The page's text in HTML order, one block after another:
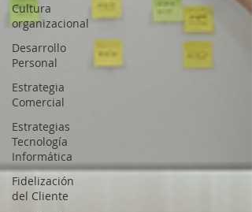
Cultura
organizacional
Desarrollo
Personal
Estrategia
Comercial
Estrategias
Tecnología
Informática
Fidelización
del Cliente